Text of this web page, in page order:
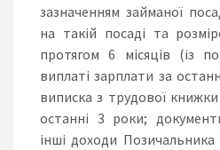
зазначенням займаної
на такій посаді та
протягом 6 місяців (із
виплаті зарплати за
виписка з трудової
останні 3 роки;
інші доходи